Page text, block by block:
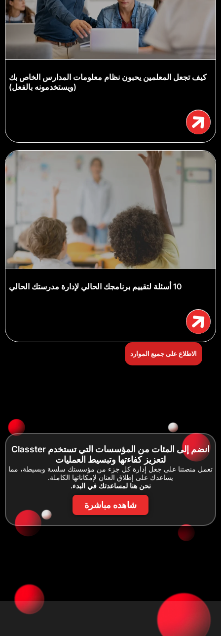
كيف تجعل المعلمين يحبون نظام معلومات المدارس الخاص بك
(ويستخدمونه بالفعل)
10 أسئلة لتقييم برنامجك الحالي لإدارة مدرستك الحالي
الاطلاع على جميع الموارد
انضم إلى المئات من المؤسسات التي تستخدم Classter
لتعزيز كفاءتها وتبسيط العمليات
تعمل منصتنا على جعل إدارة كل جزء من مؤسستك سلسة وبسيطة، مما
يساعدك على إطلاق العنان لإمكاناتها الكاملة.
نحن هنا لمساعدتك في البدء.
شاهده مباشرة